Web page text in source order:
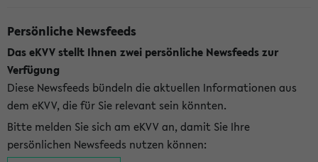
Persönliche Newsfeeds
Das eKVV stellt Ihnen zwei persönliche Newsfeeds zur
Verfügung
Diese Newsfeeds bündeln die aktuellen Informationen aus
dem eKVV, die für Sie relevant sein könnten.
Bitte melden Sie sich am eKVV an, damit Sie Ihre
persönlichen Newsfeeds nutzen können: